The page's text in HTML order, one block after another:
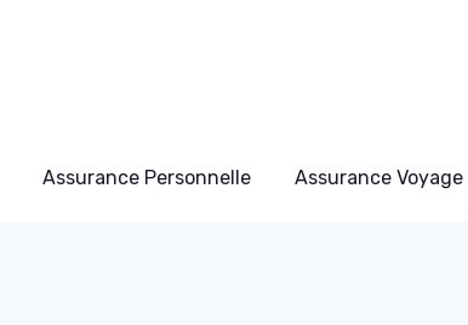
Assurance Personnelle Assurance Voyage